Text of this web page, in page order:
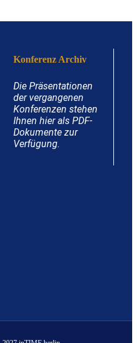
Konferenz Archiv
Die Präsentationen
der vergangenen
Konferenzen stehen
Ihnen hier als PDF-
Dokumente zur
Verfügung.